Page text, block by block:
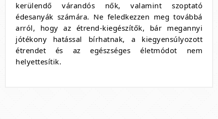
kerülendő várandós nők, valamint szoptató
édesanyák számára. Ne feledkezzen meg továbbá
arról, hogy az étrend-kiegészítők, bár megannyi
jótékony hatással bírhatnak, a kiegyensúlyozott
étrendet és az egészséges életmódot nem
helyettesítik.